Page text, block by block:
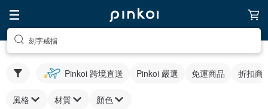
刻字戒指
Pinkoi 跨境直送 Pinkoi 嚴選 免運商品 折扣商
風格 材質 顏色